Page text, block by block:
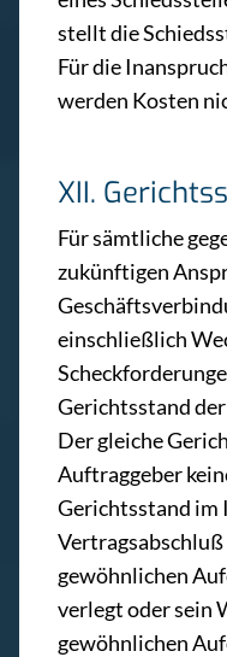
stellt die
Für die
werden Kosten
XII.
Für sämtliche
zukünftigen
einschließlich
Gerichtsstand
Der gleiche
Auftraggeber
Gerichtsstand im
gewöhnlichen
verlegt oder sein
gewöhnlichen